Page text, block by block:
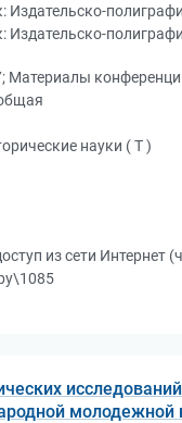
Издательско-
Издательско-
Материалы
науки ( Т )
из сети Интернет
молодежной